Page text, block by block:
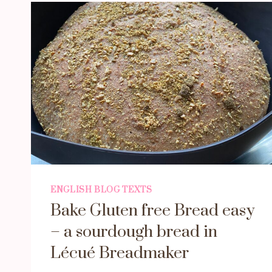
ENGLISH BLOG TEXTS
Bake Gluten free Bread easy
– a sourdough bread in
Lécué Breadmaker